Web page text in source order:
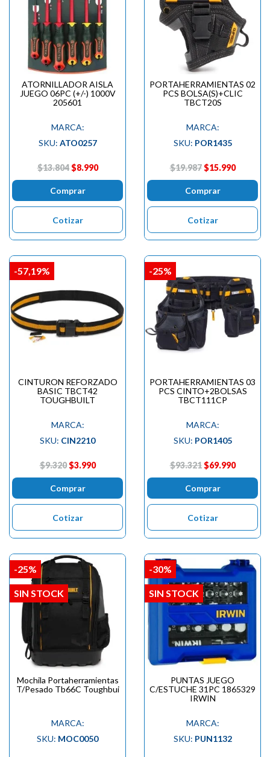
ATORNILLADOR AISLA
JUEGO 06PC (+/-) 1000V
205601
MARCA:
SKU: ATO0257
$13.804 $8.990
Comprar
Cotizar
PORTAHERRAMIENTAS 02
PCS BOLSA(S)+CLIC
TBCT20S
MARCA:
SKU: POR1435
$19.987 $15.990
Comprar
Cotizar
CINTURON REFORZADO
BASIC TBCT42
TOUGHBUILT
MARCA:
SKU: CIN2210
$9.320 $3.990
Comprar
Cotizar
-57,19%
PORTAHERRAMIENTAS 03
PCS CINTO+2BOLSAS
TBCT111CP
MARCA:
SKU: POR1405
$93.321 $69.990
Comprar
Cotizar
-25%
Mochila Portaherramientas
T/Pesado Tb66C Toughbui
MARCA:
SKU: MOC0050
-25%
SIN STOCK
PUNTAS JUEGO
C/ESTUCHE 31PC 1865329
IRWIN
MARCA:
SKU: PUN1132
-30%
SIN STOCK